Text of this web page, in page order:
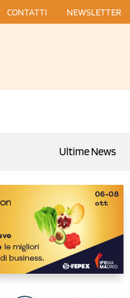
CONTATTI NEWSLETTER
Ultime News